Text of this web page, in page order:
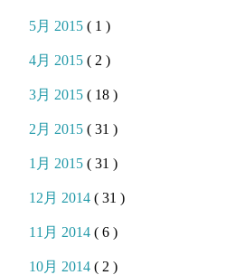
5月 2015( 1 )
4月 2015( 2 )
3月 2015( 18 )
2月 2015( 31 )
1月 2015( 31 )
12月 2014( 31 )
11月 2014( 6 )
10月 2014( 2 )